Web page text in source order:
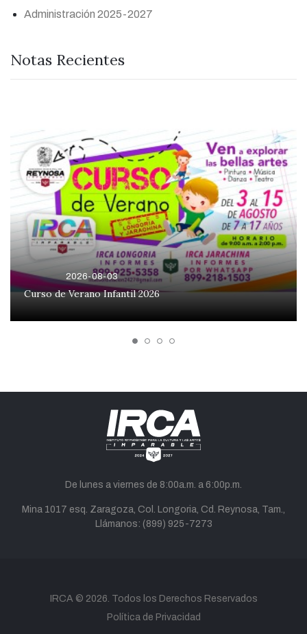
Administración 2025-2027
Notas Recientes
2026-08-03
Curso de Verano Infantil 2026
De lunes a viernes de 8:00a.m. a 6:00p.m.
Mina 1017 esq. Zaragoza, Col. Longoria, Cd. Reynosa, Tam.,
Llámanos: (899) 925-7273
IRCA © 2026. Todos los Derechos Reservados
Política de Privacidad